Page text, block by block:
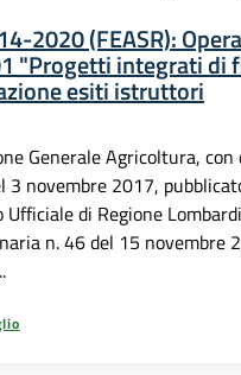
2020 (FEASR):
"Progetti integrati di
esiti istruttori
Generale Agricoltura, con
3 novembre 2017,
di Regione
n. 46 del 15 novembre